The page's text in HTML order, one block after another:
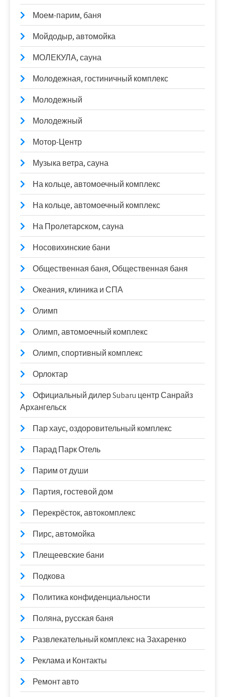
Моем-парим, баня
Мойдодыр, автомойка
МОЛЕКУЛА, сауна
Молодежная, гостиничный комплекс
Молодежный
Молодежный
Мотор-Центр
Музыка ветра, сауна
На кольце, автомоечный комплекс
На кольце, автомоечный комплекс
На Пролетарском, сауна
Носовихинские бани
Общественная баня, Общественная баня
Океания, клиника и СПА
Олимп
Олимп, автомоечный комплекс
Олимп, спортивный комплекс
Орлоктар
Официальный дилер Subaru центр Санрайз
Архангельск
Пар хаус, оздоровительный комплекс
Парад Парк Отель
Парим от души
Партия, гостевой дом
Перекрёсток, автокомплекс
Пирс, автомойка
Плещеевские бани
Подкова
Политика конфиденциальности
Поляна, русская баня
Развлекательный комплекс на Захаренко
Реклама и Контакты
Ремонт авто